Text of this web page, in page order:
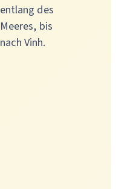
entlang des
Meeres, bis
nach Vinh.